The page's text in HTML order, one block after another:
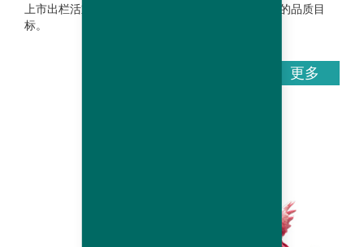
上市出栏活重1.4-3.0Kg的需求，同时也能满足他们的品质目
标。
更多